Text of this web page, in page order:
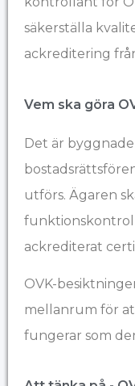
säkerställa
ackreditering
Vem ska göra
Det är
utförs. Ägaren
ackrediterat
OVK-
mellanrum för
fungerar som